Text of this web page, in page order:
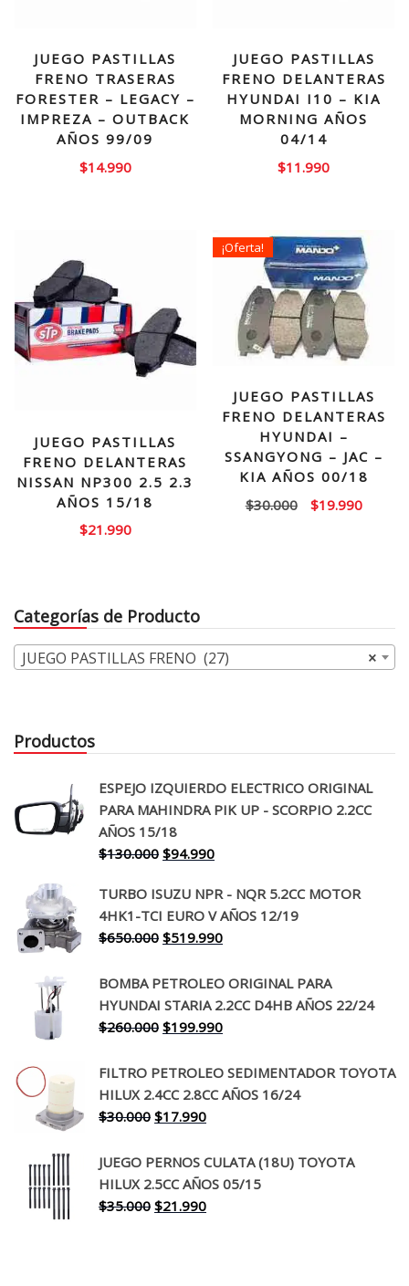
JUEGO PASTILLAS
FRENO TRASERAS
FORESTER – LEGACY –
IMPREZA – OUTBACK
AÑOS 99/09
$14.990
JUEGO PASTILLAS
FRENO DELANTERAS
HYUNDAI I10 – KIA
MORNING AÑOS
04/14
$11.990
JUEGO PASTILLAS
FRENO DELANTERAS
NISSAN NP300 2.5 2.3
AÑOS 15/18
$21.990
¡Oferta!
JUEGO PASTILLAS
FRENO DELANTERAS
HYUNDAI –
SSANGYONG – JAC –
KIA AÑOS 00/18
$30.000
El
$19.990El
Categorías de Producto
×
JUEGO PASTILLAS FRENO (27)
Productos
ESPEJO IZQUIERDO ELECTRICO ORIGINAL
PARA MAHINDRA PIK UP - SCORPIO 2.2CC
AÑOS 15/18
$130.000 El
original
era:
$130.000.
$94.990El
actual
es:
$94.990.
TURBO ISUZU NPR - NQR 5.2CC MOTOR
4HK1-TCI EURO V AÑOS 12/19
$650.000 El
original
era:
$650.000.
$519.990El
actual
es:
$519.990.
BOMBA PETROLEO ORIGINAL PARA
HYUNDAI STARIA 2.2CC D4HB AÑOS 22/24
$260.000 El
original
era:
$260.000.
$199.990El
actual
es:
FILTRO PETROLEO SEDIMENTADOR TOYOTA
HILUX 2.4CC 2.8CC AÑOS 16/24
$30.000 El
original
era:
$30.000.
$17.990El
actual
es:
$17.990.
JUEGO PERNOS CULATA (18U) TOYOTA
HILUX 2.5CC AÑOS 05/15
$35.000 El
$21.990El